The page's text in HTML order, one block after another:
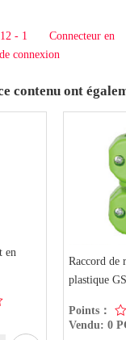
- 1
Connecteur en
connexion
contenu ont
en
Raccord de
plastique
Points：
Vendu: 0